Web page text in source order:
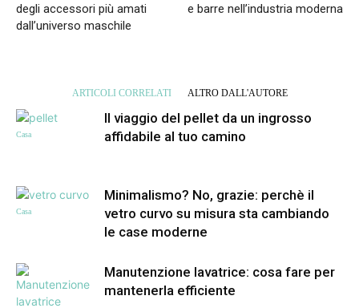
degli accessori più amati
dall’universo maschile
e barre nell’industria moderna
ARTICOLI CORRELATI ALTRO DALL'AUTORE
Casa
Il viaggio del pellet da un ingrosso
affidabile al tuo camino
Casa
Minimalismo? No, grazie: perchè il
vetro curvo su misura sta cambiando
le case moderne
Manutenzione lavatrice: cosa fare per
mantenerla efficiente